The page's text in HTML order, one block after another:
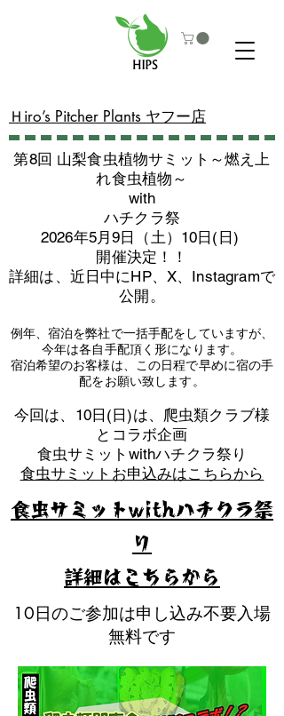
​Ｈiro’s Pitcher Plants ヤフー店
第8回 山梨食虫植物サミット～燃え上
れ食虫植物～
with
​ハチクラ祭
2026年5月9日（土）10日(日)
​開催決定！！
詳細は、近日中にHP、X、Instagramで
公開。
例年、宿泊を弊社で一括手配をしていますが、
今年は各自手配頂く形になります。
​宿泊希望のお客様は、この日程で早めに宿の手
配をお願い致します。
​今回は、10日(日)は、爬虫類クラブ様
とコラボ企画
​食虫サミットwithハチクラ祭り
食虫サミットお申込みはこちらから
10日のご参加は申し込み不要入場
無料です
食虫サミットwithハチクラ祭
り
​詳細はこちらから